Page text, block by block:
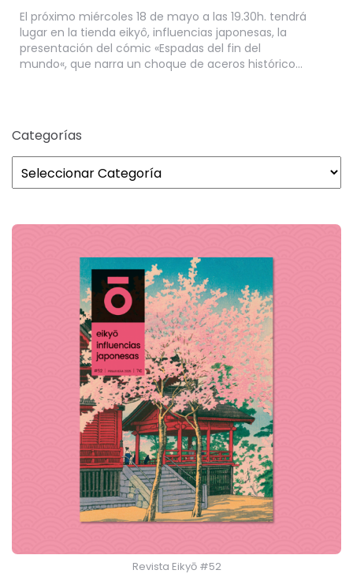
El próximo miércoles 18 de mayo a las 19.30h. tendrá
lugar en la tienda eikyô, influencias japonesas, la
presentación del cómic «Espadas del fin del
mundo«, que narra un choque de aceros histórico…
Categorías
Revista Eikyō #52